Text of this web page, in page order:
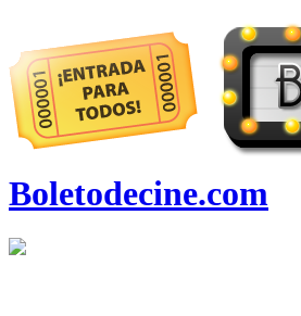
Boletodecine.com